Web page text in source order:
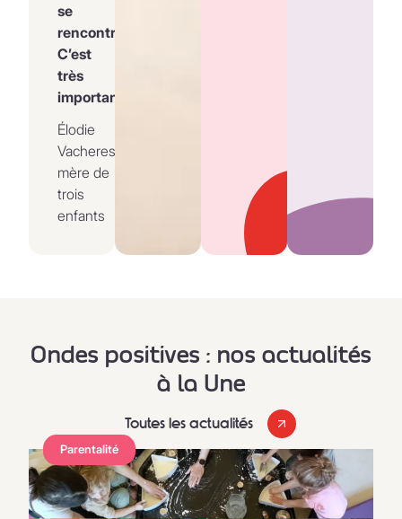
se
rencontrent.
C’est
très
important.
Élodie
Vacheresse,
mère de
trois
enfants
Ondes positives : nos actualités
à la Une
Toutes les actualités
Parentalité